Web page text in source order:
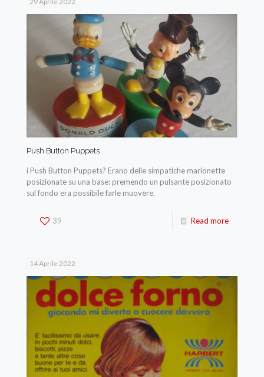
Push Button Puppets
i Push Button Puppets? Erano delle simpatiche marionette
posizionate su una base: premendo un pulsante posizionato
sul fondo era possibile farle muovere.
39 Read more
14 Aprile 2022